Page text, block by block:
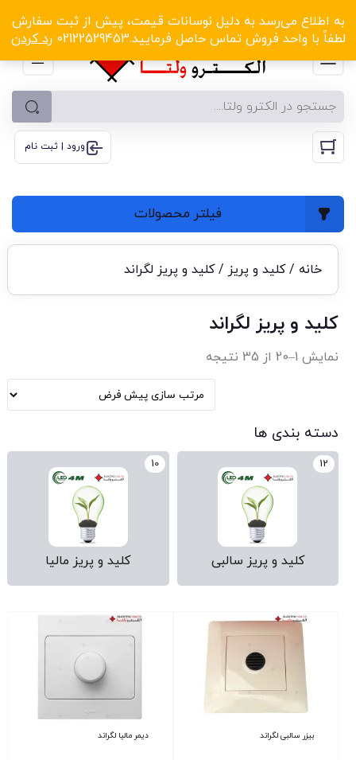
به اطلاع می‌رسد به دلیل نوسانات قیمت، پیش از ثبت سفارش
لطفاً با واحد فروش تماس حاصل فرمایید.02122529453
رد کردن
الکترو ولتا با تخفیف‌های شگفت‌انگیز! کلیک کنید
ورود | ثبت نام
فیلتر محصولات
خانه /کلید و پریز / کلید و پریز لگراند
کلید و پریز لگراند
نمایش 1–20 از 35 نتیجه
دسته بندی ها
12
کلید و پریز سالبی
10
کلید و پریز مالیا
بیزر سالبی لگراند دیمر مالیا لگراند